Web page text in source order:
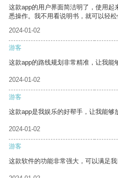
这款app的用户界面简洁明了，使用
悉操作。我不用看说明书，就可以轻松
2024-01-02
游客
这款app的路线规划非常精准，让我能
2024-01-02
游客
这款app是我娱乐的好帮手，让我能够
2024-01-02
游客
这款软件的功能非常强大，可以满足我